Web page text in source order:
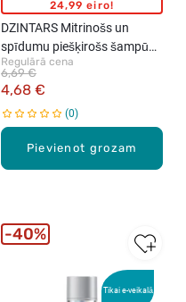
Pievienot grozam
24,99 eiro!
DZINTARS Mitrinošs un
spīdumu piešķirošs šampūns
Kolka, 300ml
Regulārā cena
4,68 €
6,69 €
0
Tikai e-veikalā
40%